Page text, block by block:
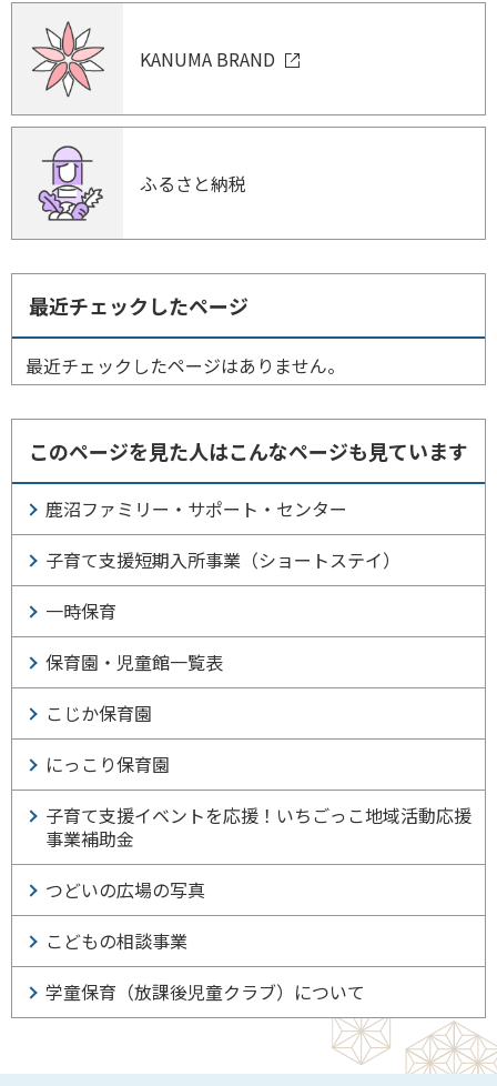
KANUMA BRAND
ふるさと納税
最近チェックしたページ
最近チェックしたページはありません。
このページを見た人はこんなページも見ています
鹿沼ファミリー・サポート・センター
子育て支援短期入所事業（ショートステイ）
一時保育
保育園・児童館一覧表
こじか保育園
にっこり保育園
子育て支援イベントを応援！いちごっこ地域活動応援
事業補助金
つどいの広場の写真
こどもの相談事業
学童保育（放課後児童クラブ）について